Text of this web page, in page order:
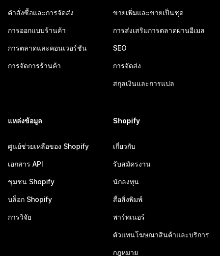
คำสั่งซื้อและการจัดส่ง
การออกแบบร้านค้า
การตลาดและคอนเวอร์ชัน
การจัดการร้านค้า
ขายเพิ่มและขายเป็นชุด
การส่งเสริมการตลาดผ่านอีเมล
SEO
การจัดส่ง
สกุลเงินและการแปล
แหล่งข้อมูล
ศูนย์ช่วยเหลือของ Shopify
เอกสาร API
ชุมชน Shopify
บล็อก Shopify
การวิจัย
Shopify
เกี่ยวกับ
รับสมัครงาน
นักลงทุน
สื่อสิ่งพิมพ์
พาร์ทเนอร์
ตัวแทนโฆษณาสินค้าและบริการ
กฎหมาย